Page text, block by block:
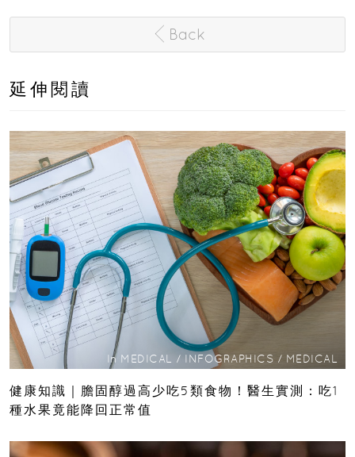
Back
延伸閱讀
In MEDICAL / INFOGRAPHICS / MEDICAL
健康知識｜膽固醇過高少吃5類食物！醫生實測：吃1
種水果竟能降回正常值